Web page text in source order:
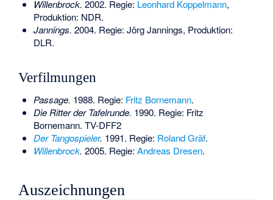
Willenbrock. 2002. Regie: Leonhard Koppelmann,
Produktion: NDR.
Jannings. 2004. Regie: Jörg Jannings, Produktion:
DLR.
Verfilmungen
Passage. 1988. Regie: Fritz Bornemann.
Die Ritter der Tafelrunde. 1990. Regie: Fritz
Bornemann. TV-DFF2
Der Tangospieler. 1991. Regie: Roland Gräf.
Willenbrock. 2005. Regie: Andreas Dresen.
Auszeichnungen